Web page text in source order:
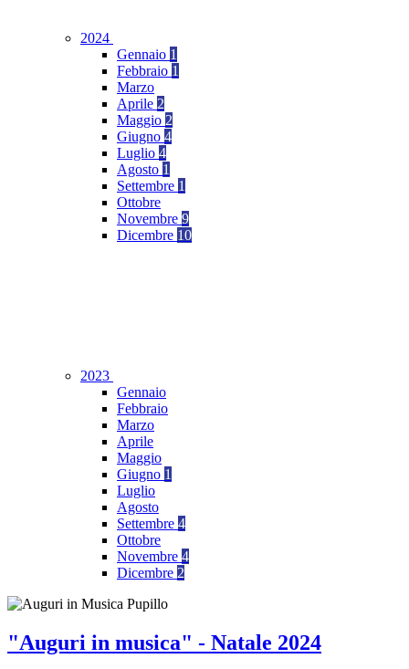
2024
Gennaio 1
Febbraio 1
Marzo
Aprile 2
Maggio 2
Giugno 4
Luglio 4
Agosto 1
Settembre 1
Ottobre
Novembre 9
Dicembre 10
2023
Gennaio
Febbraio
Marzo
Aprile
Maggio
Giugno 1
Luglio
Agosto
Settembre 4
Ottobre
Novembre 4
Dicembre 2
"Auguri in musica" - Natale 2024